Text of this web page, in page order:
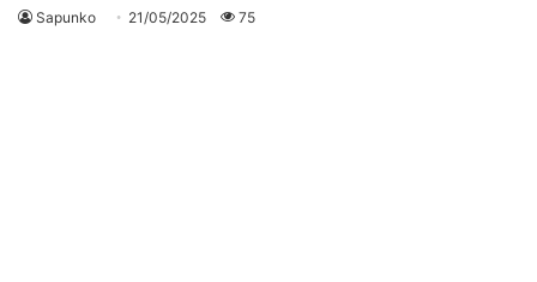
Sapunko 21/05/2025 75